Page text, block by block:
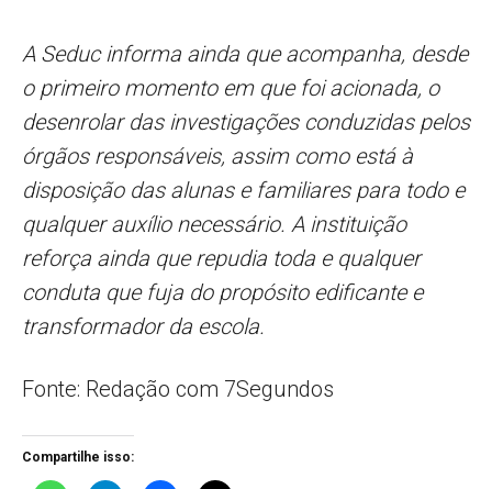
A Seduc informa ainda que acompanha, desde
o primeiro momento em que foi acionada, o
desenrolar das investigações conduzidas pelos
órgãos responsáveis, assim como está à
disposição das alunas e familiares para todo e
qualquer auxílio necessário. A instituição
reforça ainda que repudia toda e qualquer
conduta que fuja do propósito edificante e
transformador da escola.
Fonte: Redação com 7Segundos
Compartilhe isso: